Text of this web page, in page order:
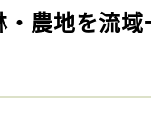
農地を流